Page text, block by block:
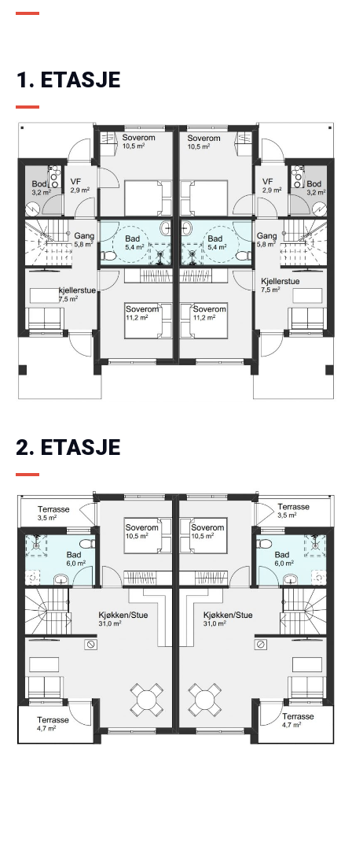
1. ETASJE
2. ETASJE